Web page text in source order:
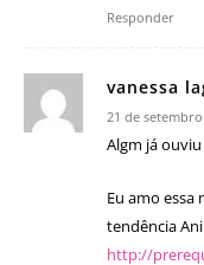
Responder
vanessa
21 de
Algm já
Eu amo essa
tendência
http://